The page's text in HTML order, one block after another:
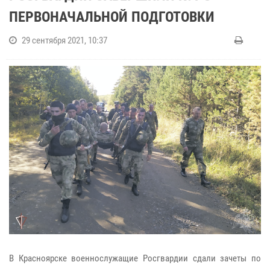
ПЕРВОНАЧАЛЬНОЙ ПОДГОТОВКИ
29 сентября 2021, 10:37
В Красноярске военнослужащие Росгвардии сдали зачеты по